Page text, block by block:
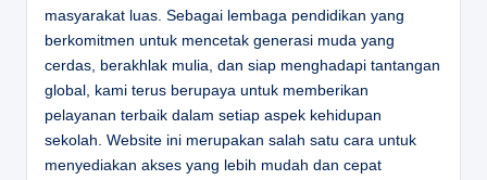
masyarakat luas. Sebagai lembaga pendidikan yang
berkomitmen untuk mencetak generasi muda yang
cerdas, berakhlak mulia, dan siap menghadapi tantangan
global, kami terus berupaya untuk memberikan
pelayanan terbaik dalam setiap aspek kehidupan
sekolah. Website ini merupakan salah satu cara untuk
menyediakan akses yang lebih mudah dan cepat